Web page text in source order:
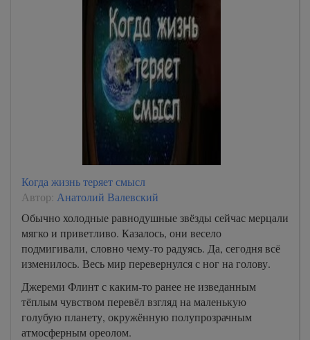
Когда жизнь теряет смысл
Автор: Анатолий Валевский
Обычно холодные равнодушные звёзды сейчас мерцали
мягко и приветливо. Казалось, они весело
подмигивали, словно чему-то радуясь. Да, сегодня всё
изменилось. Весь мир перевернулся с ног на голову.
Джереми Флинт с каким-то ранее не изведанным
тёплым чувством перевёл взгляд на маленькую
голубую планету, окружённую полупрозрачным
атмосферным ореолом.